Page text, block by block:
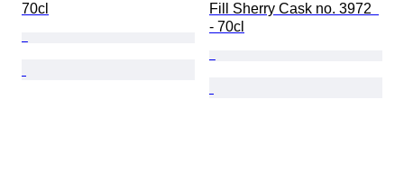
70cl
Fill Sherry Cask no. 3972
- 70cl